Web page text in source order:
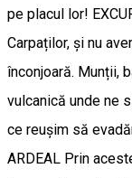
pe placul lor!
Carpaților, și nu
înconjoară. Munții,
vulcanică unde ne
ce reușim să
ARDEAL Prin